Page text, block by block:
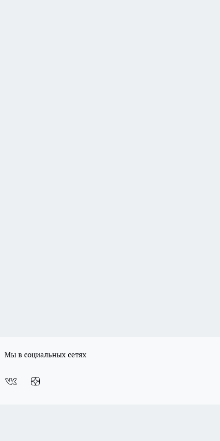
Мы в социальных сетях